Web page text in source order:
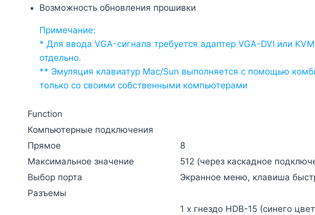
Возможность обновления прошивки
Примечание:
* Для ввода VGA-сигнала требуется адаптер VGA-DVI или
отдельно.
** Эмуляция клавиатур Mac/Sun выполняется с помощью
только со своими собственными компьютерами
Function
Компьютерные подключения
Прямое
8
Максимальное значение
512 (через каскадное
Выбор порта
Экранное меню, клавиша
Разъемы
1 x гнездо HDB-15 (синего